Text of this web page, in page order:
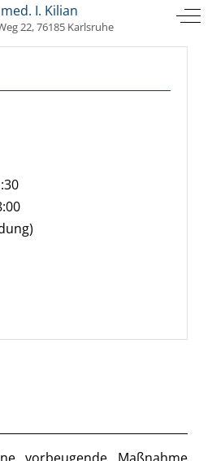
I. Kilian
22, 76185 Karlsruhe